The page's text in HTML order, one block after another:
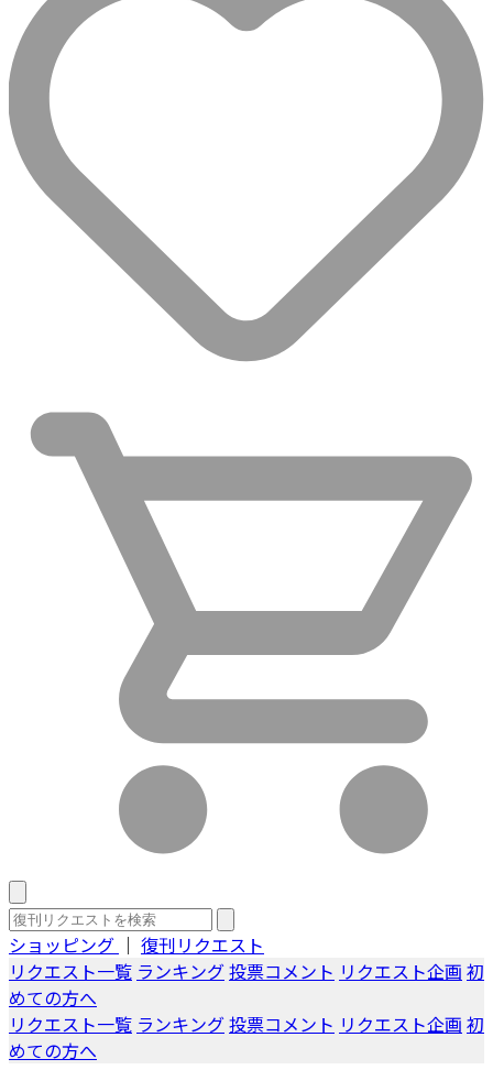
ショッピング ｜ 復刊リクエスト
リクエスト一覧 ランキング投票コメント リクエスト企画 初
めての方へ
リクエスト一覧 ランキング投票コメント リクエスト企画 初
めての方へ